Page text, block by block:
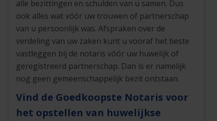
alle bezittingen en schulden van u samen. Dus
ook alles wat vóór uw trouwen of partnerschap
van u persoonlijk was. Afspraken over de
verdeling van uw zaken kunt u vooraf het beste
vastleggen bij de notaris vóór uw huwelijk of
geregistreerd partnerschap. Dan is er namelijk
nog geen gemeenschappelijk bezit ontstaan.
Vind de Goedkoopste Notaris voor
het opstellen van huwelijkse